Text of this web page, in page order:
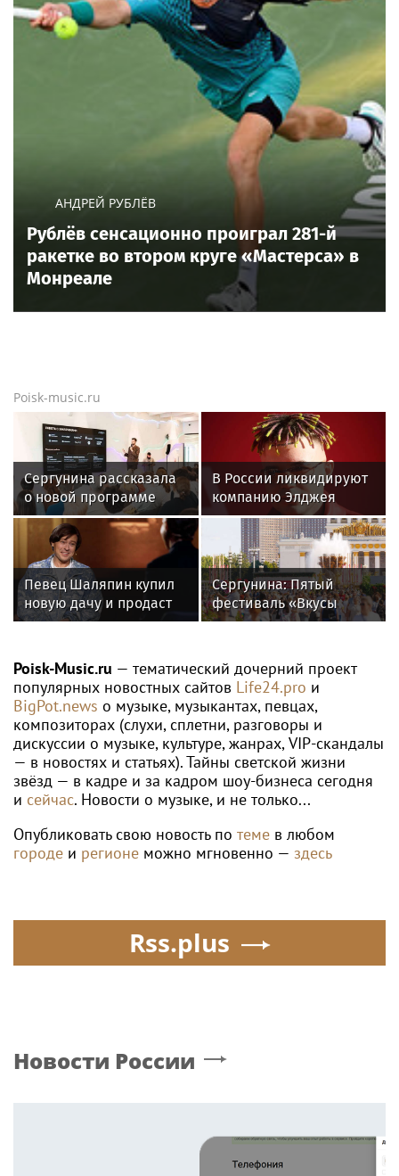
АНДРЕЙ РУБЛЁВ
Рублёв сенсационно проиграл 281-й
ракетке во втором круге «Мастерса» в
Монреале
Poisk-music.ru
Сергунина рассказала
о новой программе
Москвы для российских
инноваторов
В России ликвидируют
компанию Элджея
Певец Шаляпин купил
новую дачу и продаст
старую
Сергунина: Пятый
фестиваль «Вкусы
России» пройдет в
Poisk-Music.ru — тематический дочерний проект
популярных новостных сайтов Life24.pro и
BigPot.news о музыке, музыкантах, певцах,
композиторах (слухи, сплетни, разговоры и
дискуссии о музыке, культуре, жанрах, VIP-скандалы
— в новостях и статьях). Тайны светской жизни
звёзд — в кадре и за кадром шоу-бизнеса сегодня
и сейчас. Новости о музыке, и не только...
Опубликовать свою новость по теме в любом
городе и регионе можно мгновенно — здесь
Rss.plus
Новости России